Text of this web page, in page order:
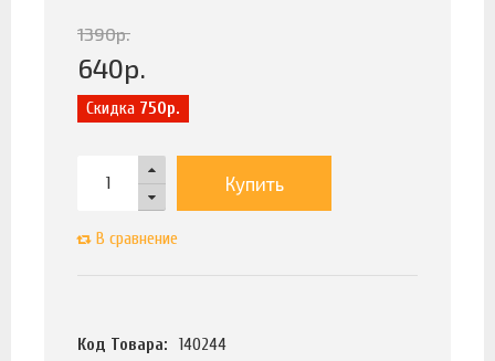
1390р.
640р.
Скидка 750р.
Купить
В сравнение
Код Товара:
140244